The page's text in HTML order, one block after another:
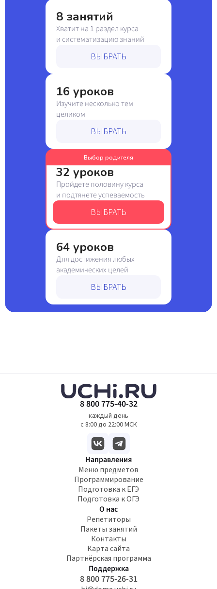
8 занятий
Хватит на 1 раздел курса
и систематизацию знаний
ВЫБРАТЬ
16 уроков
Изучите несколько тем
целиком
ВЫБРАТЬ
Выбор родителя
32 уроков
Пройдете половину курса
и подтянете успеваемость
ВЫБРАТЬ
64 уроков
Для достижения любых
академических целей
ВЫБРАТЬ
8 800 775-40-32
каждый день
с 8:00 до 22:00 МСК
Направления
Меню предметов
Программирование
Подготовка к ЕГЭ
Подготовка к ОГЭ
О нас
Репетиторы
Пакеты занятий
Контакты
Карта сайта
Партнёрская программа
Поддержка
8 800 775-26-31